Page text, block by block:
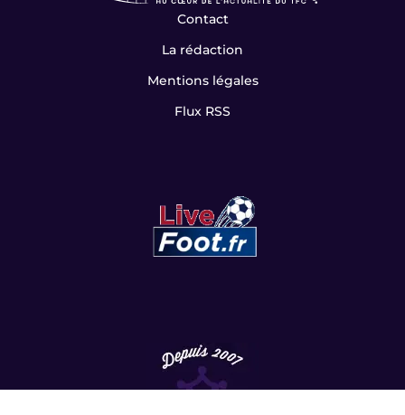
Contact
La rédaction
Mentions légales
Flux RSS